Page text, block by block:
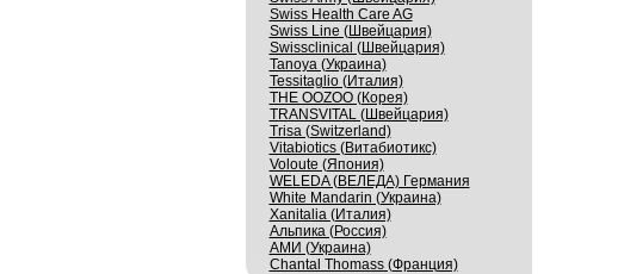
Swiss Health Care AG
Swiss Line (Швейцария)
Swissсlinical (Швейцария)
Tanoya (Украина)
Tessitaglio (Италия)
THE OOZOO (Корея)
TRANSVITAL (Швейцария)
Trisa (Switzerland)
Vitabiotics (Витабиотикс)
Voloute (Япония)
WELEDA (ВЕЛЕДА) Германия
White Mandarin (Украина)
Xanitalia (Италия)
Альпика (Россия)
АМИ (Украина)
Сhantal Thomass (Франция)